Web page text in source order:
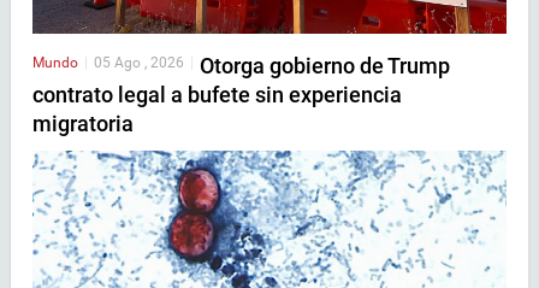
Mundo | 05 Ago , 2026 | Otorga gobierno de Trump
contrato legal a bufete sin experiencia
migratoria